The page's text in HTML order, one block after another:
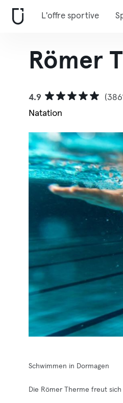
L'offre sportive
Römer
4.9
Natation
Schwimmen in Dormagen
Die Römer Therme freut